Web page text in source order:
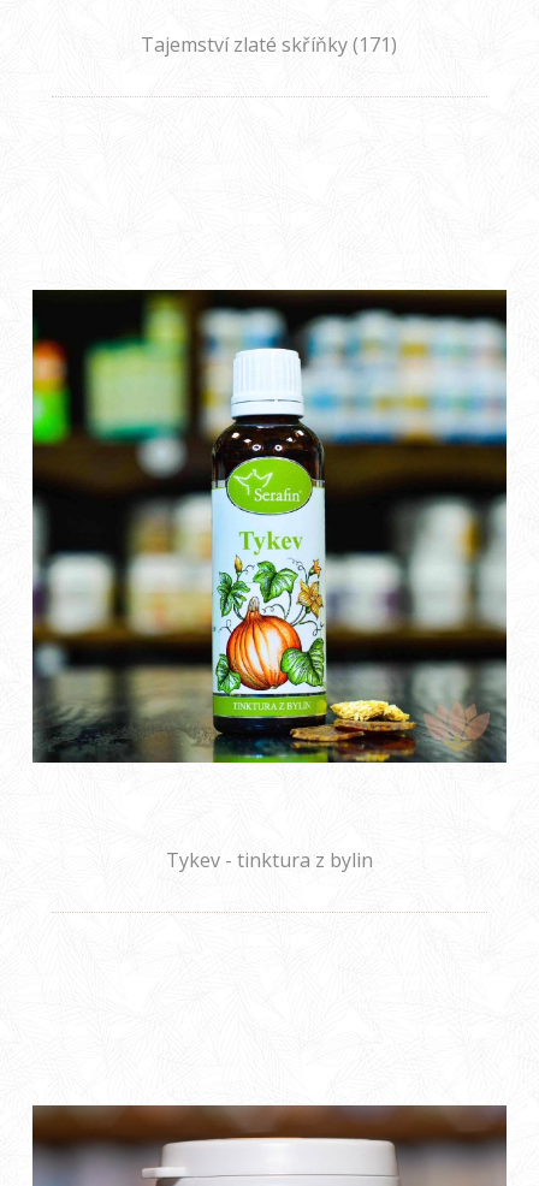
Tajemství zlaté skříňky (171)
Tykev - tinktura z bylin